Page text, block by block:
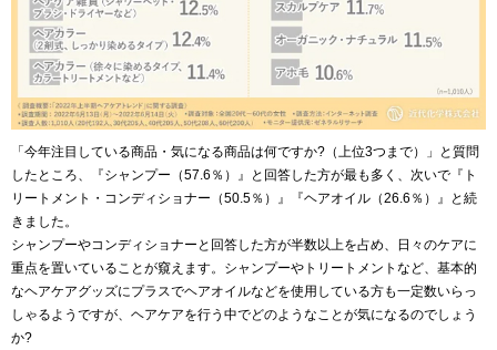
「今年注目している商品・気になる商品は何ですか?（上位3つまで）」と質問
したところ、『シャンプー（57.6％）』と回答した方が最も多く、次いで『ト
リートメント・コンディショナー（50.5％）』『ヘアオイル（26.6％）』と続
きました。
シャンプーやコンディショナーと回答した方が半数以上を占め、日々のケアに
重点を置いていることが窺えます。シャンプーやトリートメントなど、基本的
なヘアケアグッズにプラスでヘアオイルなどを使用している方も一定数いらっ
しゃるようですが、ヘアケアを行う中でどのようなことが気になるのでしょう
か?